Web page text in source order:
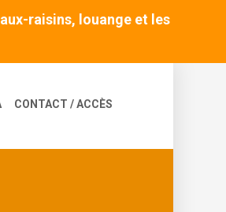
raisins, louange et les
CONTACT / ACCÈS